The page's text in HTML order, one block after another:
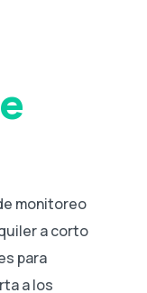
monitoreo
a corto
para
a los